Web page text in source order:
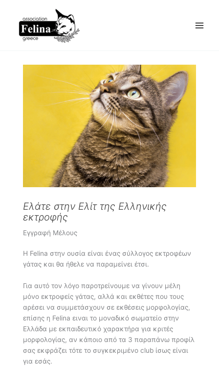
content
Ελάτε στην Ελίτ της Ελληνικής
εκτροφής
Εγγραφή Μέλους
Η Felina στην ουσία είναι ένας σύλλογος εκτροφέων
γάτας και θα ήθελε να παραμείνει έτσι.
Για αυτό τον λόγο παροτρείνουμε να γίνουν μέλη
μόνο εκτροφείς γάτας, αλλά και εκθέτες που τους
αρέσει να συμμετάσχουν σε εκθέσεις μορφολογίας,
επίσης η Felina ειναι το μοναδικό σωματείο στην
Ελλάδα με εκπαιδευτικό χαρακτήρα για κριτές
μορφολογίας, αν κάποιο από τα 3 παραπάνω προφίλ
σας εκφράζει τότε το συγκεκριμένο club ίσως είναι
για εσάς.